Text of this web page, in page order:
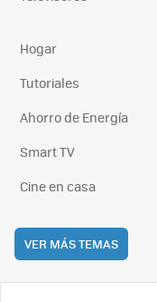
Hogar
Tutoriales
Ahorro de Energía
Smart TV
Cine en casa
VER MÁS TEMAS